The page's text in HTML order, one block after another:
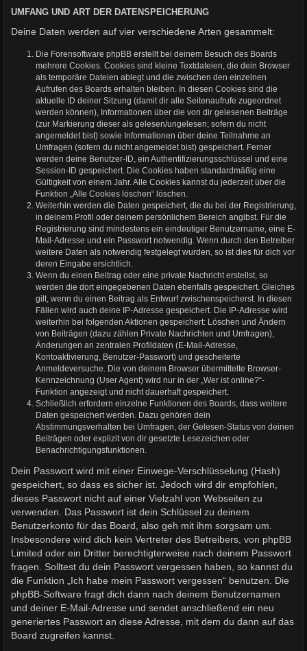
UMFANG UND ART DER DATENSPEICHERUNG
Deine Daten werden auf vier verschiedene Arten gesammelt:
Die Forensoftware phpBB erstellt bei deinem Besuch des Boards
mehrere Cookies. Cookies sind kleine Textdateien, die dein Browser
als temporäre Dateien ablegt und die zwischen den einzelnen
Aufrufen des Boards erhalten bleiben. In diesen Cookies sind die
aktuelle ID deiner Sitzung (damit dir alle Seitenaufrufe zugeordnet
werden können), Informationen über die von dir gelesenen Beiträge
(zur Markierung dieser als gelesen/ungelesen; sofern du nicht
angemeldet bist) sowie Informationen über deine Teilnahme an
Umfragen (sofern du nicht angemeldet bist) gespeichert. Ferner
werden deine Benutzer-ID, ein Authentifizierungsschlüssel und eine
Session-ID gespeichert. Die Cookies haben standardmäßig eine
Gültigkeit von einem Jahr. Alle Cookies kannst du jederzeit über die
Funktion „Alle Cookies löschen“ löschen.
Weiterhin werden die Daten gespeichert, die du bei der Registrierung,
in deinem Profil oder deinem persönlichem Bereich angibst. Für die
Registrierung sind mindestens ein eindeutiger Benutzername, eine E-
Mail-Adresse und ein Passwort notwendig. Wenn durch den Betreiber
weitere Daten als notwendig festgelegt wurden, so ist dies für dich vor
deren Eingabe ersichtlich.
Wenn du einen Beitrag oder eine private Nachricht erstellst, so
werden die dort eingegebenen Daten ebenfalls gespeichert. Gleiches
gilt, wenn du einen Beitrag als Entwurf zwischenspeicherst. In diesen
Fällen wird auch deine IP-Adresse gespeichert. Die IP-Adresse wird
weiterhin bei folgenden Aktionen gespeichert: Löschen und Ändern
von Beiträgen (dazu zählen Private Nachrichten und Umfragen),
Änderungen an zentralen Profildaten (E-Mail-Adresse,
Kontoaktivierung, Benutzer-Passwort) und gescheiterte
Anmeldeversuche. Die von deinem Browser übermittelte Browser-
Kennzeichnung (User Agent) wird nur in der „Wer ist online?“-
Funktion angezeigt und nicht dauerhaft gespeichert.
Schließlich erfordern einzelne Funktionen des Boards, dass weitere
Daten gespeichert werden. Dazu gehören dein
Abstimmungsverhalten bei Umfragen, der Gelesen-Status von deinen
Beiträgen oder explizit von dir gesetzte Lesezeichen oder
Benachrichtigungsfunktionen.
Dein Passwort wird mit einer Einwege-Verschlüsselung (Hash)
gespeichert, so dass es sicher ist. Jedoch wird dir empfohlen,
dieses Passwort nicht auf einer Vielzahl von Webseiten zu
verwenden. Das Passwort ist dein Schlüssel zu deinem
Benutzerkonto für das Board, also geh mit ihm sorgsam um.
Insbesondere wird dich kein Vertreter des Betreibers, von phpBB
Limited oder ein Dritter berechtigterweise nach deinem Passwort
fragen. Solltest du dein Passwort vergessen haben, so kannst du
die Funktion „Ich habe mein Passwort vergessen“ benutzen. Die
phpBB-Software fragt dich dann nach deinem Benutzernamen
und deiner E-Mail-Adresse und sendet anschließend ein neu
generiertes Passwort an diese Adresse, mit dem du dann auf das
Board zugreifen kannst.